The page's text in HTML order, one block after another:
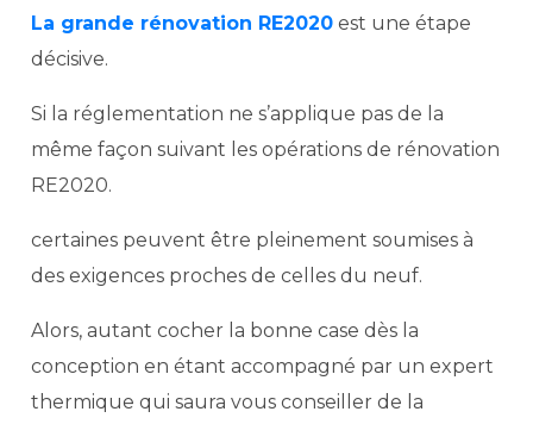
La grande rénovation RE2020 est une étape
décisive.
Si la réglementation ne s’applique pas de la
même façon suivant les opérations de rénovation
RE2020.
certaines peuvent être pleinement soumises à
des exigences proches de celles du neuf.
Alors, autant cocher la bonne case dès la
conception en étant accompagné par un expert
thermique qui saura vous conseiller de la